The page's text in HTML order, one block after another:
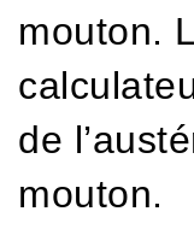
mouton.
de
mouton.